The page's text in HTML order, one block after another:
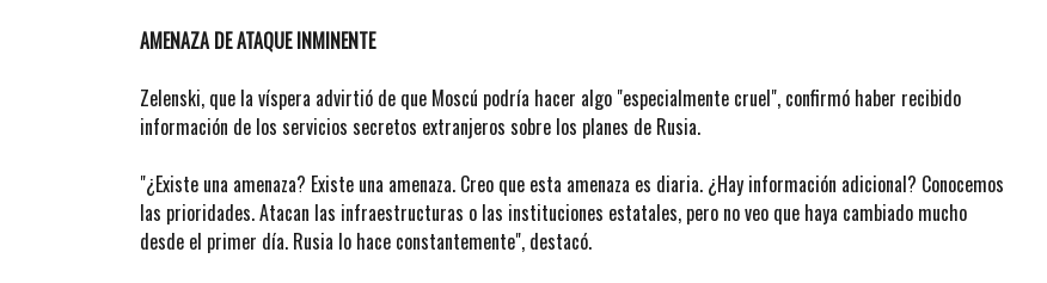
AMENAZA DE ATAQUE INMINENTE
Zelenski, que la víspera advirtió de que Moscú podría hacer algo "especialmente cruel", confirmó haber recibido
información de los servicios secretos extranjeros sobre los planes de Rusia.
"¿Existe una amenaza? Existe una amenaza. Creo que esta amenaza es diaria. ¿Hay información adicional? Conocemos
las prioridades. Atacan las infraestructuras o las instituciones estatales, pero no veo que haya cambiado mucho
desde el primer día. Rusia lo hace constantemente", destacó.